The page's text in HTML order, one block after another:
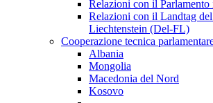
Relazioni con il
Relazioni con il Landtag
Liechtenstein (Del-FL)
Cooperazione tecnica
Albania
Mongolia
Macedonia del Nord
Kosovo